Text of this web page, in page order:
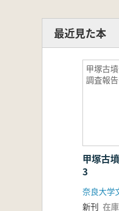
最近見た本
甲塚古
調査報
甲塚古
3
奈良大学
新刊 在